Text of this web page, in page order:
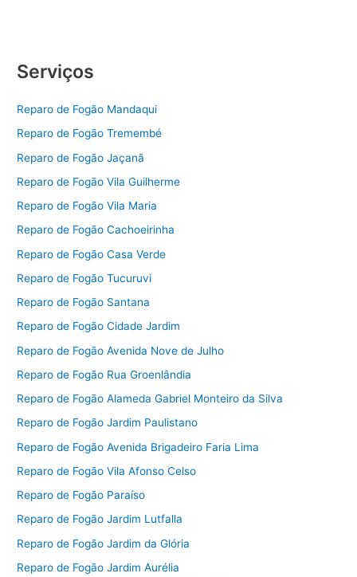
Serviços
Reparo de Fogão Mandaqui
Reparo de Fogão Tremembé
Reparo de Fogão Jaçanã
Reparo de Fogão Vila Guilherme
Reparo de Fogão Vila Maria
Reparo de Fogão Cachoeirinha
Reparo de Fogão Casa Verde
Reparo de Fogão Tucuruvi
Reparo de Fogão Santana
Reparo de Fogão Cidade Jardim
Reparo de Fogão Avenida Nove de Julho
Reparo de Fogão Rua Groenlândia
Reparo de Fogão Alameda Gabriel Monteiro da Silva
Reparo de Fogão Jardim Paulistano
Reparo de Fogão Avenida Brigadeiro Faria Lima
Reparo de Fogão Vila Afonso Celso
Reparo de Fogão Paraíso
Reparo de Fogão Jardim Lutfalla
Reparo de Fogão Jardim da Glória
Reparo de Fogão Jardim Aurélia